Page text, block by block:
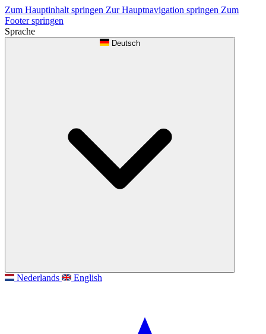
Zum Hauptinhalt springen Zur Hauptnavigation springen Zum
Footer springen
Sprache
Deutsch
Nederlands English